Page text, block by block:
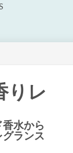
りレ
水から
ランス